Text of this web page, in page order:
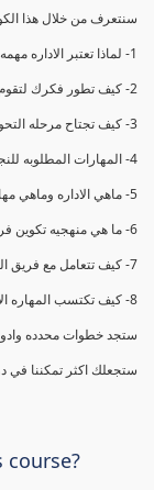
سنتعرف من خلال هذا
1- لماذا تعتبر الاداره مهمه مختلفه عن باقي المهام
2- كيف تطور فكرك لتقوم بدورك الجديد بشكل فعال (4 اساطير يجب تغيرها)
3- كيف تجتاح مرحله التحول بنجاح (هدفين مهمين )
4- المهارات المطلوبه للنجاح كمدير (4 انواع المهارات)
5- ماهي الاداره وماهي مهام الدور الجديد (4 وظائف )
6- ما هي منهجيه تكوين فرق العمل
7- كيف تتعامل مع فريق العمل الموجود (3 خطوات محدده )
8- كيف تكتسب المهاره الاهم في هذا الدور وهي الاقناع (6 ادوات عمليه )
ستجد خطوات محدده
ستجعلك اكثر تمكننا في